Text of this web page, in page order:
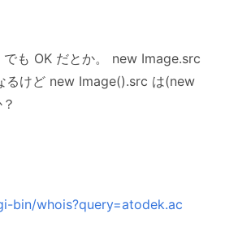
も OK だとか。 new Image.src
るけど new Image().src は(new
bin/whois?query=atodek.ac